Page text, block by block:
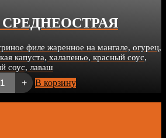
филе жаренное на мангале, огурец,
капуста, халапеньо, красный соус,
соус, лаваш
+ В корзину